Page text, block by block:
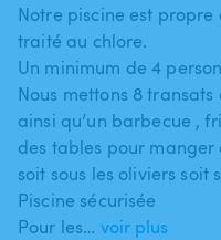
Notre piscine est
traité au chlore.
Un minimum de 4
Nous mettons 8
ainsi qu’un barbecue ​,​
des tables pour manger
soit sous les oliviers soit
Piscine sécurisée
Pour les… voir plus